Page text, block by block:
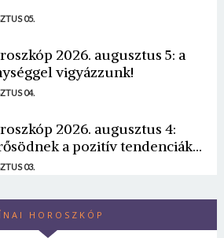
05.
2026. augusztus 5: a
vigyázzunk!
04.
2026. augusztus 4:
a pozitív tendenciák...
03.
HOROSZKÓP